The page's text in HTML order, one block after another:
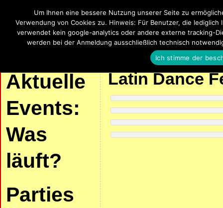
SalsaUlm
Salsa, Bachata, Kizomba, Zouk und
SALSA UND
Aktuelle
Events:
Was
läuft?
Parties
Latin Dance
Um Ihnen eine bessere Nutzung unserer Seite zu
Verwendung von Cookies zu. Hinweis: Für Benutzer, die
verwendet kein google-analytics oder andere externe tracking-
werden bei der Anmeldung ausschließlich technisch
Ich stimme der